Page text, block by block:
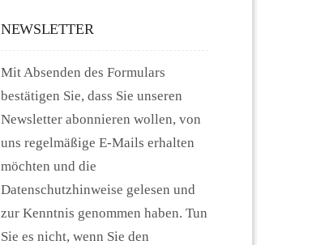
NEWSLETTER
Mit Absenden des Formulars
bestätigen Sie, dass Sie unseren
Newsletter abonnieren wollen, von
uns regelmäßige E-Mails erhalten
möchten und die
Datenschutzhinweise gelesen und
zur Kenntnis genommen haben. Tun
Sie es nicht, wenn Sie den